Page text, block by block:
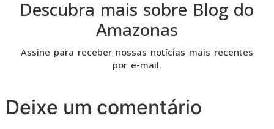
Descubra mais sobre Blog do
Amazonas
Assine para receber nossas notícias mais recentes
por e-mail.
Deixe um comentário